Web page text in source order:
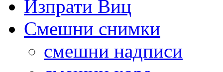
Изпрати Виц
Смешни снимки
смешни надписи